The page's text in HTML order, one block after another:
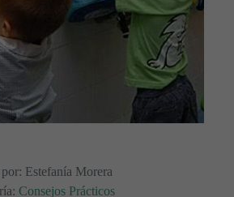
Estefanía Morera
Consejos Prácticos